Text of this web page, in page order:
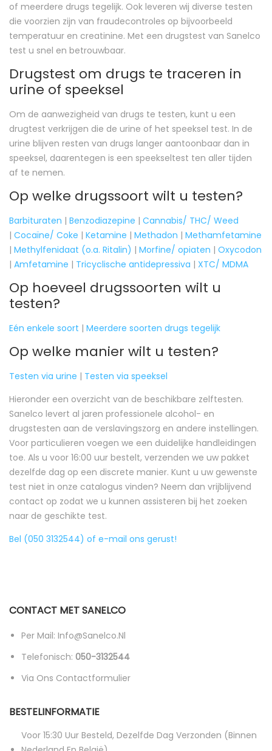
of meerdere drugs tegelijk. Ook leveren wij diverse testen
die voorzien zijn van fraudecontroles op bijvoorbeeld
temperatuur en creatinine. Met een drugstest van Sanelco
test u snel en betrouwbaar.
Drugstest om drugs te traceren in
urine of speeksel
Om de aanwezigheid van drugs te testen, kunt u een
drugtest verkrijgen die de urine of het speeksel test. In de
urine blijven resten van drugs langer aantoonbaar dan in
speeksel, daarentegen is een speekseltest ten aller tijden
af te nemen.
Op welke drugssoort wilt u testen?
Barbituraten | Benzodiazepine | Cannabis/ THC/ Weed
| Cocaïne/ Coke | Ketamine | Methadon | Methamfetamine
| Methylfenidaat (o.a. Ritalin) | Morfine/ opiaten | Oxycodon
| Amfetamine | Tricyclische antidepressiva | XTC/ MDMA
Op hoeveel drugssoorten wilt u
testen?
Eén enkele soort | Meerdere soorten drugs tegelijk
Op welke manier wilt u testen?
Testen via urine | Testen via speeksel
Hieronder een overzicht van de beschikbare zelftesten.
Sanelco levert al jaren professionele alcohol- en
drugstesten aan de verslavingszorg en andere instellingen.
Voor particulieren voegen we een duidelijke handleidingen
toe. Als u voor 16:00 uur bestelt, verzenden we uw pakket
dezelfde dag op een discrete manier. Kunt u uw gewenste
test niet in onze catalogus vinden? Neem dan vrijblijvend
contact op zodat we u kunnen assisteren bij het zoeken
naar de geschikte test.
Bel (050 3132544) of e-mail ons gerust!
CONTACT MET SANELCO
Per Mail: Info@sanelco.nl
Telefonisch: 050-3132544
Via Ons Contactformulier
BESTELINFORMATIE
Voor 15:30 Uur Besteld, Dezelfde Dag Verzonden (binnen